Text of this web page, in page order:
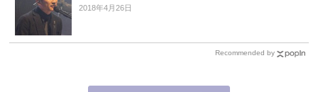
2018年4月26日
Recommended by